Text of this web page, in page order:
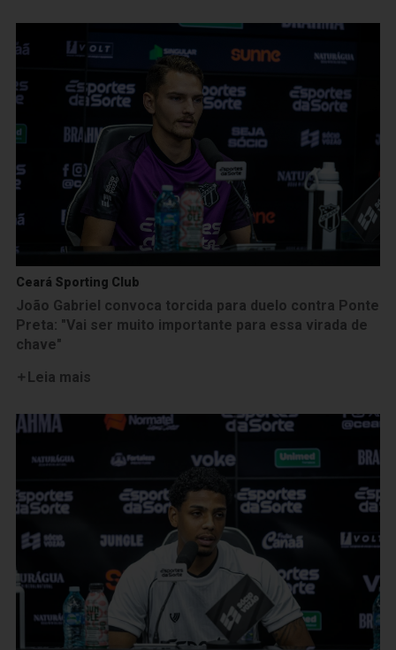
Ceará Sporting Club
João Gabriel convoca torcida para duelo contra Ponte
Preta: "Vai ser muito importante para essa virada de
chave"
Leia mais